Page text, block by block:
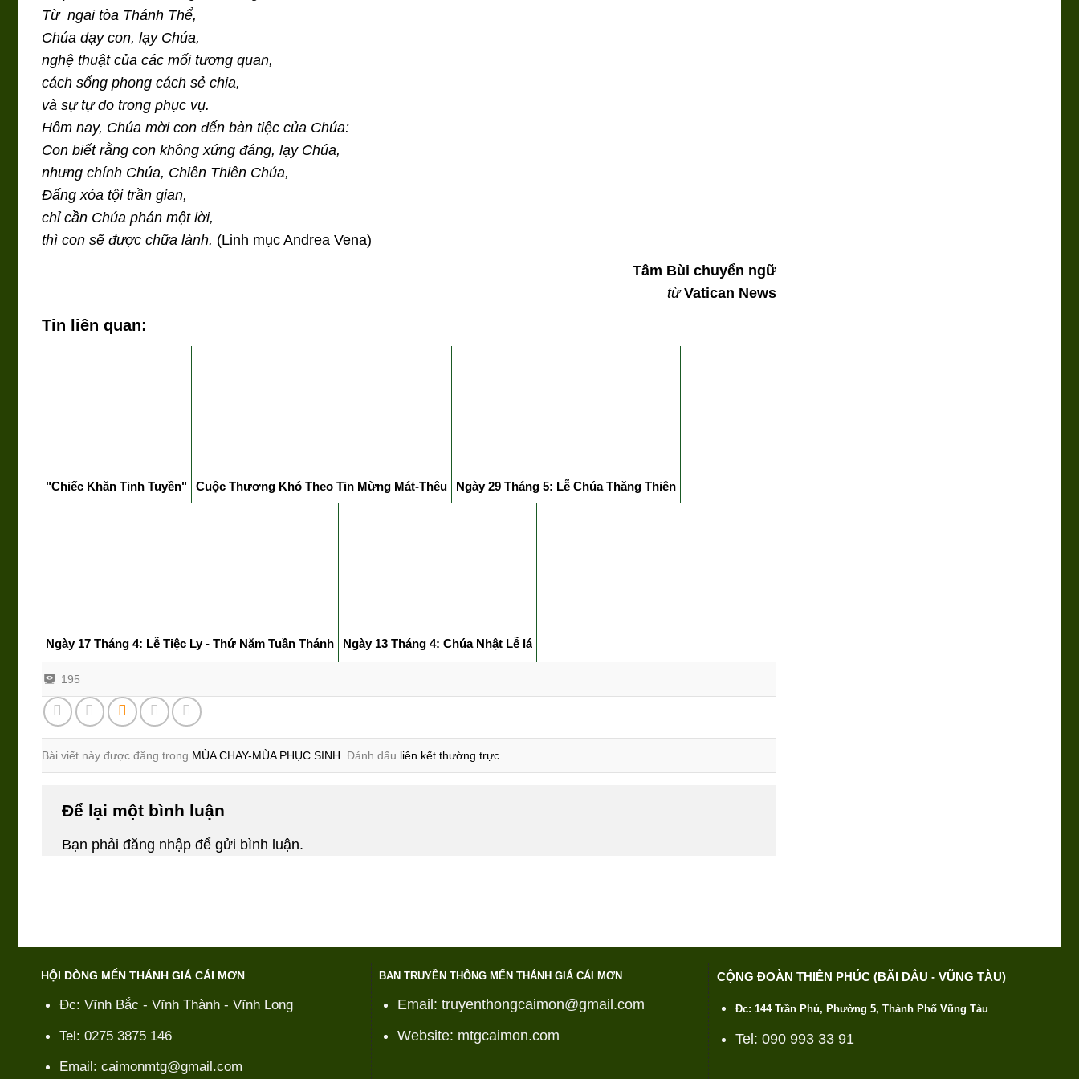
Từ ngai tòa Thánh Thể,
Chúa dạy con, lạy Chúa,
nghệ thuật của các mối tương quan,
cách sống phong cách sẻ chia,
và sự tự do trong phục vụ.
Hôm nay, Chúa mời con đến bàn tiệc của Chúa:
Con biết rằng con không xứng đáng, lạy Chúa,
nhưng chính Chúa, Chiên Thiên Chúa,
Đấng xóa tội trần gian,
chỉ cần Chúa phán một lời,
thì con sẽ được chữa lành. (Linh mục Andrea Vena)
Tâm Bùi chuyển ngữ
từ Vatican News
Tin liên quan:
"Chiếc Khăn Tinh Tuyền" Cuộc Thương Khó Theo Tin Mừng Mát-Thêu Ngày 29 Tháng 5: Lễ Chúa Thăng Thiên
Ngày 17 Tháng 4: Lễ Tiệc Ly - Thứ Năm Tuần Thánh Ngày 13 Tháng 4: Chúa Nhật Lễ lá
195
Bài viết này được đăng trong MÙA CHAY-MÙA PHỤC SINH. Đánh dấu liên kết thường trực.
Để lại một bình luận
Bạn phải đăng nhập để gửi bình luận.
HỘI DÒNG MẾN THÁNH GIÁ CÁI MƠN
Đc: Vĩnh Bắc - Vĩnh Thành - Vĩnh Long
Tel: 0275 3875 146
Email: caimonmtg@gmail.com
BAN TRUYỀN THÔNG MẾN THÁNH GIÁ CÁI MƠN
Email: truyenthongcaimon@gmail.com
Website: mtgcaimon.com
CỘNG ĐOÀN THIÊN PHÚC (BÃI DÂU - VŨNG TÀU)
Đc: 144 Trần Phú, Phường 5, Thành Phố Vũng Tàu
Tel: 090 993 33 91